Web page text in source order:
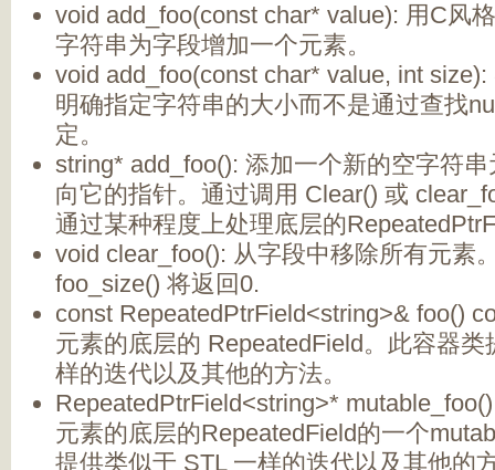
void add_foo(const char* value): 用C风
字符串为字段增加一个元素。
void add_foo(const char* value, int
明确指定字符串的大小而不是通过查找
定。
string* add_foo(): 添加一个新的空字符
向它的指针。通过调用 Clear() 或
通过某种程度上处理底层的
void clear_foo(): 从字段中移除所有元素
foo_size() 将返回0.
const RepeatedPtrField<string>& foo()
元素的底层的 RepeatedField。此容器类
样的迭代以及其他的方法。
RepeatedPtrField<string>*
元素的底层的RepeatedField的一个
提供类似于 STL 一样的迭代以及其他的